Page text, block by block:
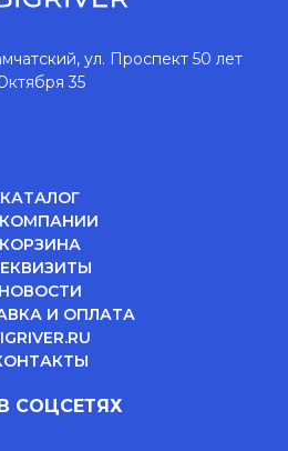
ул. Проспект 50 лет
35
КАТАЛОГ
КОРЗИНА
НОВОСТИ
И ОПЛАТА
СОЦСЕТЯХ